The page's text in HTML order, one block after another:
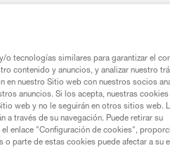
Funda de recambio
Funda de recambio para asiento
Buscar un punto de venta
o tecnologías similares para garantizar el
contenido y anuncios, y analizar nuestro
en nuestro Sitio web con nuestros socios
anuncios. Si los acepta, nuestras cookies
web y no le seguirán en otros sitios web.
través de su navegación. Puede retirar su
enlace "Configuración de cookies",
parte de estas cookies puede afectar a su